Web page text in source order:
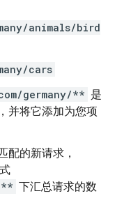
animals/bird
cars
germany/** 是
并将它添加为您项
配的新请求 ，
** 下汇总请求的数